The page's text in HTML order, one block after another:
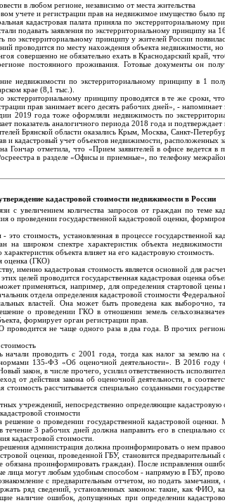
в любом регионе, независимо от места жительства
учете и регистрации прав на недвижимое имущество было
кадастровая палата приняла по экстерриториальному
подавать заявления по экстерриториальному принципу на
экстерриториальному принципу у жителей России
проводится по месту нахождения объекта недвижимости,
совершенно не обязательно ехать в Краснодарский край,
постоянного проживания. Готовые документы он
недвижимости по экстерриториальному принципу в 1
крае (8,1 тыс.).
экстерриториальному принципу проводятся в те же сроки,
прав занимает всего десять рабочих дней», -
2019 года тоже оформляли недвижимость по
показатель аналогичного периода 2018 года и подтверждает
Брянской области оказались Крым, Москва, Санкт-
и кадастровый учет объектов недвижимости,
Гончар отметила, что «Прием заявителей в офисе ведется в
в разделе «Офисы и приемные», по телефону
кадастровой стоимости недвижимости в России
с увеличением количества запросов от граждан по
о проведении государственной кадастровой оценки,
это стоимость, установленная в процессе государственной
на широком спектре характеристик объекта
объекта влияет на его кадастровую стоимость.
оценка (ГКО)
именно кадастровая стоимость является основной для
целей проводится государственная кадастровая оценка
применяться, например, для определения стартовой
отдела определения кадастровой стоимости
властей. Она может быть проведена как выборочно,
о проведении ГКО в отношении земель
формирует орган регистрации прав.
проводится не чаще одного раза в два года. В прочих
начали проводить с 2001 года, тогда как налог за землю
нормами 135-ФЗ «Об оценочной деятельности». В 2016
закон, в числе прочего, усилил ответственность
от действия закона об оценочной деятельности, в
стоимость рассчитывается специально созданными
учреждений, непосредственно определяющие кадастровую
стоимости
решение о проведении государственной кадастровой
3 рабочих дней должна направить его в специально
кадастровой стоимости.
администрация должна проинформировать о нем
оценки, проведенной ГБУ, становится
проинформировать граждан). После исправления
лица могут любым удобным способом - напрямую в ГБУ,
с предварительным отчетом, но подать
ряд сведений, установленных законом: такие, как
наличие ошибок, допущенных при определении